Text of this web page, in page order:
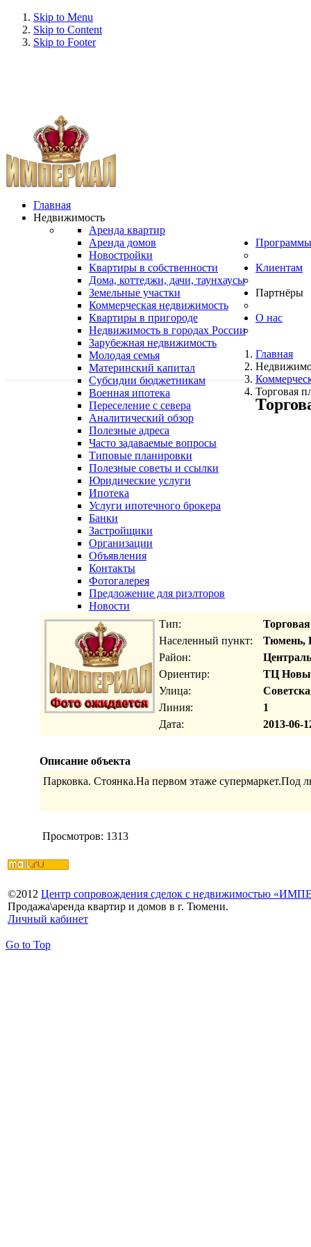
Skip to Menu
Skip to Content
Skip to Footer
Главная
Недвижимость
Аренда квартир
Аренда домов
Новостройки
Квартиры в собственности
Дома, коттеджи, дачи, таунхаусы
Земельные участки
Коммерческая недвижимость
Квартиры в пригороде
Недвижимость в городах России
Зарубежная недвижимость
Программы
Молодая семья
Материнский капитал
Субсидии бюджетникам
Военная ипотека
Переселение с севера
Клиентам
Аналитический обзор
Полезные адреса
Часто задаваемые вопросы
Типовые планировки
Полезные советы и ссылки
Юридические услуги
Ипотека
Услуги ипотечного брокера
Партнёры
Банки
Застройщики
Организации
О нас
Объявления
Контакты
Фотогалерея
Предложение для риэлторов
Новости
Главная
Торговая
Тип:
Населенный пункт:
Тюмень,
Район:
Ориентир:
ТЦ
Улица:
Линия:
1
Дата:
2013-06-
Описание объекта
Парковка. Стоянка.На первом этаже супермаркет.Под
Просмотров: 1313
©2012 Центр сопровождения сделок с недвижимостью
Продажа\аренда квартир и домов в г. Тюмени.
Личный кабинет
Go to Top